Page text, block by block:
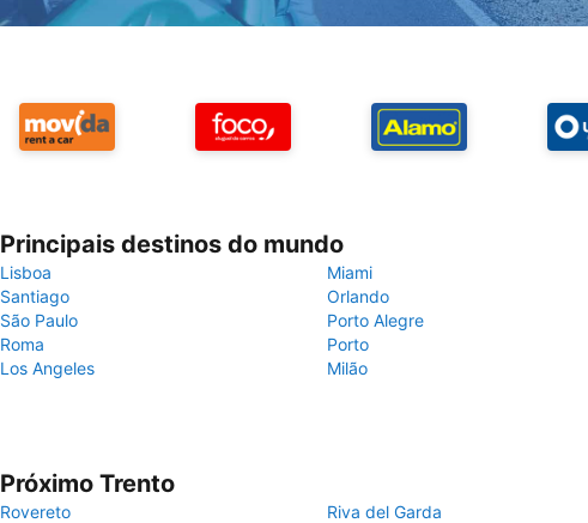
Principais destinos do mundo
Lisboa
Miami
Santiago
Orlando
São Paulo
Porto Alegre
Roma
Porto
Los Angeles
Milão
Próximo Trento
Rovereto Riva del Garda